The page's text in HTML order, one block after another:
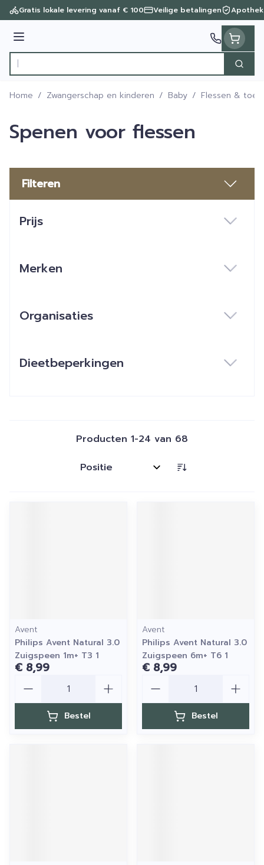
Ga naar de inhoud
Gratis lokale levering vanaf € 100 Veilige betalingen
Menu
Product, merk, categorie...
Zoek
Home / Zwangerschap en kinderen / Baby / Flessen &
Spenen voor flessen
Filteren
Prijs
Merken
Organisaties
Dieetbeperkingen
Producten 1-24 van 68
Sorteer op:
Avent
Philips Avent Natural 3.0
Zuigspeen 1m+ T3 1
€ 8,99
Bestel
Avent
Philips Avent Natural 3.0
Zuigspeen 6m+ T6 1
€ 8,99
Bestel